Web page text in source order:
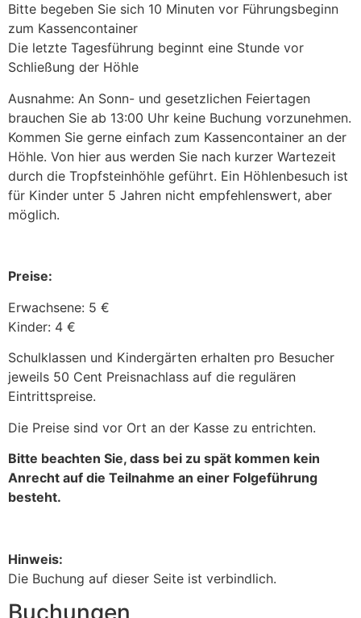
Bitte begeben Sie sich 10 Minuten vor Führungsbeginn
zum Kassencontainer
Die letzte Tagesführung beginnt eine Stunde vor
Schließung der Höhle
Ausnahme: An Sonn- und gesetzlichen Feiertagen
brauchen Sie ab 13:00 Uhr keine Buchung vorzunehmen.
Kommen Sie gerne einfach zum Kassencontainer an der
Höhle. Von hier aus werden Sie nach kurzer Wartezeit
durch die Tropfsteinhöhle geführt. Ein Höhlenbesuch ist
für Kinder unter 5 Jahren nicht empfehlenswert, aber
möglich.
Preise:
Erwachsene: 5 €
Kinder: 4 €
Schulklassen und Kindergärten erhalten pro Besucher
jeweils 50 Cent Preisnachlass auf die regulären
Eintrittspreise.
Die Preise sind vor Ort an der Kasse zu entrichten.
Bitte beachten Sie, dass bei zu spät kommen kein
Anrecht auf die Teilnahme an einer Folgeführung
besteht.
Hinweis:
Die Buchung auf dieser Seite ist verbindlich.
Buchungen